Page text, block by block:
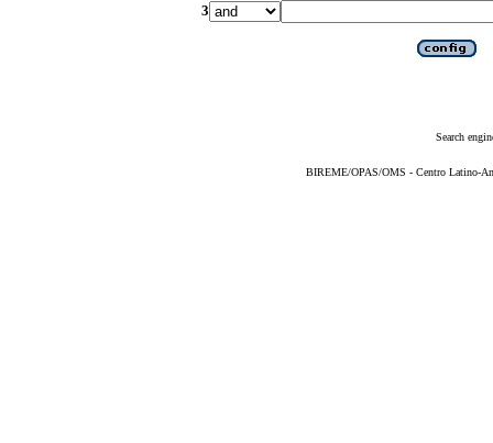
3
Search
BIREME/OPAS/OMS - Centro Latino-